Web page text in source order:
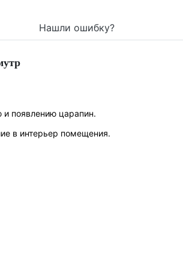
Нашли ошибку?
и появлению царапин.
в интерьер помещения.